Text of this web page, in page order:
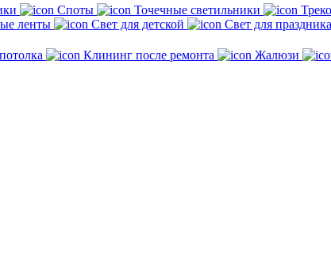
Споты Точечные светильники
ленты Свет для детской Свет для праздника
Клининг после ремонта Жалюзи